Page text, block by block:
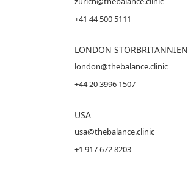
+41 44 500 5111
LONDON STORBRITANNIEN
london@thebalance.clinic
+44 20 3996 1507
USA
usa@thebalance.clinic
+1 917 672 8203